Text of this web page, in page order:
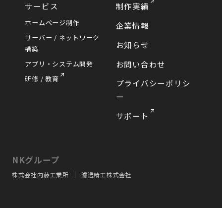
サービス
ホームページ制作
サーバー / ネットワーク
構築
アプリ・システム開発
研修 / 教育
制作実績
企業情報
お知らせ
お問い合わせ
プライバシーポリシ
ー
サポート
NKグループ
株式会社内藤工業所 濾過精工株式会社